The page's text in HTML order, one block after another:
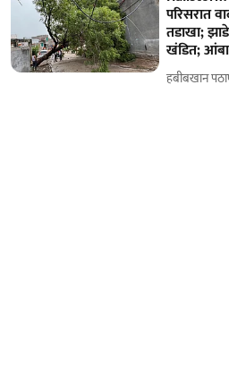
परिसरात
तडाखा;
खंडित;
हबीबखान